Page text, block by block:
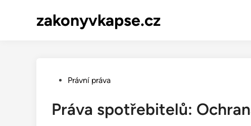
zakonyvkapse.cz
PostedPrávní práva
Práva spotřebitelů: